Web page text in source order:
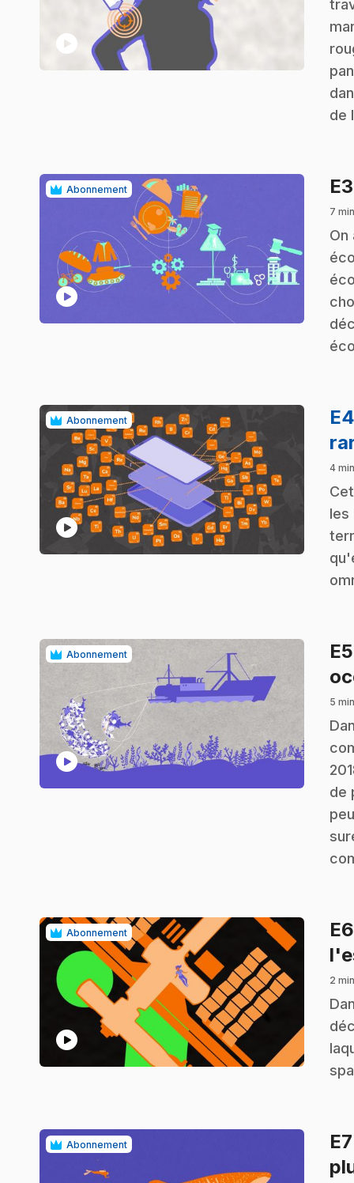
play_circle
de
Abonnement
play_circle
E3
7
.On
Abonnement
play_circle
E4
4
.
les
Abonnement
play_circle
E5
5
.
de
Abonnement
play_circle
E6
2
.
Abonnement E7